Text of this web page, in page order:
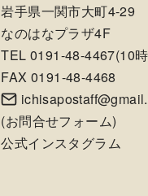
岩手県一関市大町4-29
なのはなプラザ4F
TEL 0191-48-4467(10
FAX 0191-48-4468
(お問合せフォーム)
公式インスタグラム